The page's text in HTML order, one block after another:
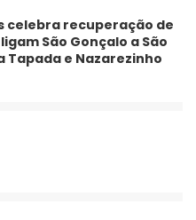
celebra recuperação de
São Gonçalo a São
Tapada e Nazarezinho